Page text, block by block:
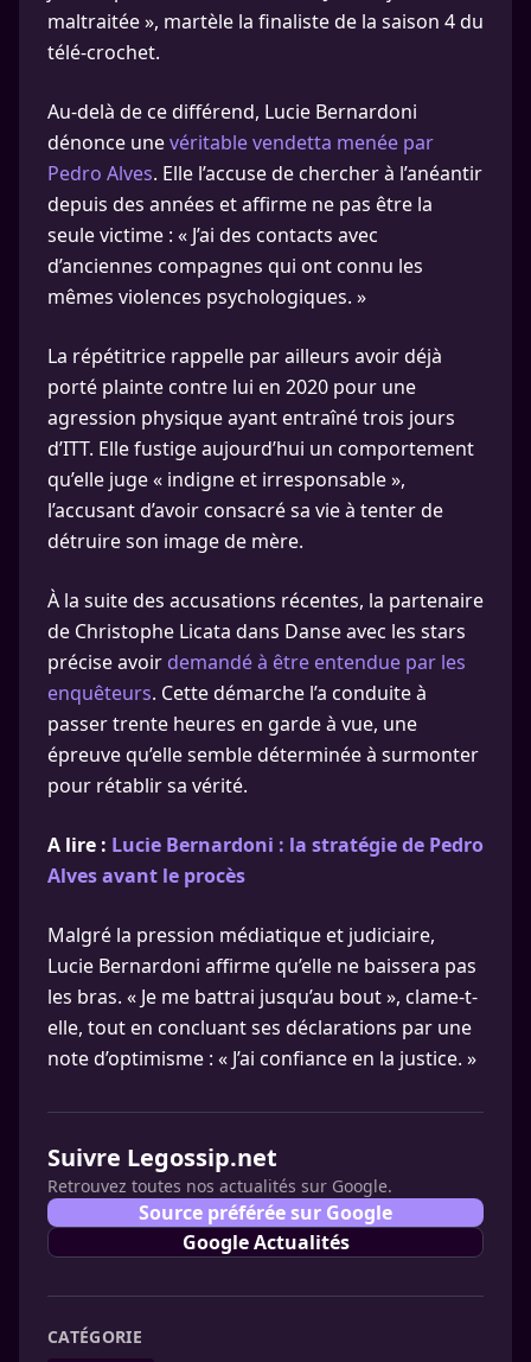
maltraitée », martèle la finaliste de la saison 4 du
télé-crochet.
Au-delà de ce différend, Lucie Bernardoni
dénonce unevéritable vendetta menée par
Pedro Alves. Elle l’accuse de chercher à l’anéantir
depuis des années et affirme ne pas être la
seule victime : « J’ai des contacts avec
d’anciennes compagnes qui ont connu les
mêmes violences psychologiques. »
La répétitrice rappelle par ailleurs avoir déjà
porté plainte contre lui en 2020 pour une
agression physique ayant entraîné trois jours
d’ITT. Elle fustige aujourd’hui un comportement
qu’elle juge « indigne et irresponsable »,
l’accusant d’avoir consacré sa vie à tenter de
détruire son image de mère.
À la suite des accusations récentes, la partenaire
de Christophe Licata dans Danse avec les stars
précise avoir demandé à être entendue par les
enquêteurs. Cette démarche l’a conduite à
passer trente heures en garde à vue, une
épreuve qu’elle semble déterminée à surmonter
pour rétablir sa vérité.
A lire : Lucie Bernardoni : la stratégie de Pedro
Alves avant le procès
Malgré la pression médiatique et judiciaire,
Lucie Bernardoni affirme qu’elle ne baissera pas
les bras. « Je me battrai jusqu’au bout », clame-t-
elle, tout en concluant ses déclarations par une
note d’optimisme : « J’ai confiance en la justice. »
Suivre Legossip.net
Retrouvez toutes nos actualités sur Google.
Source préférée sur Google
Google Actualités
CATÉGORIE